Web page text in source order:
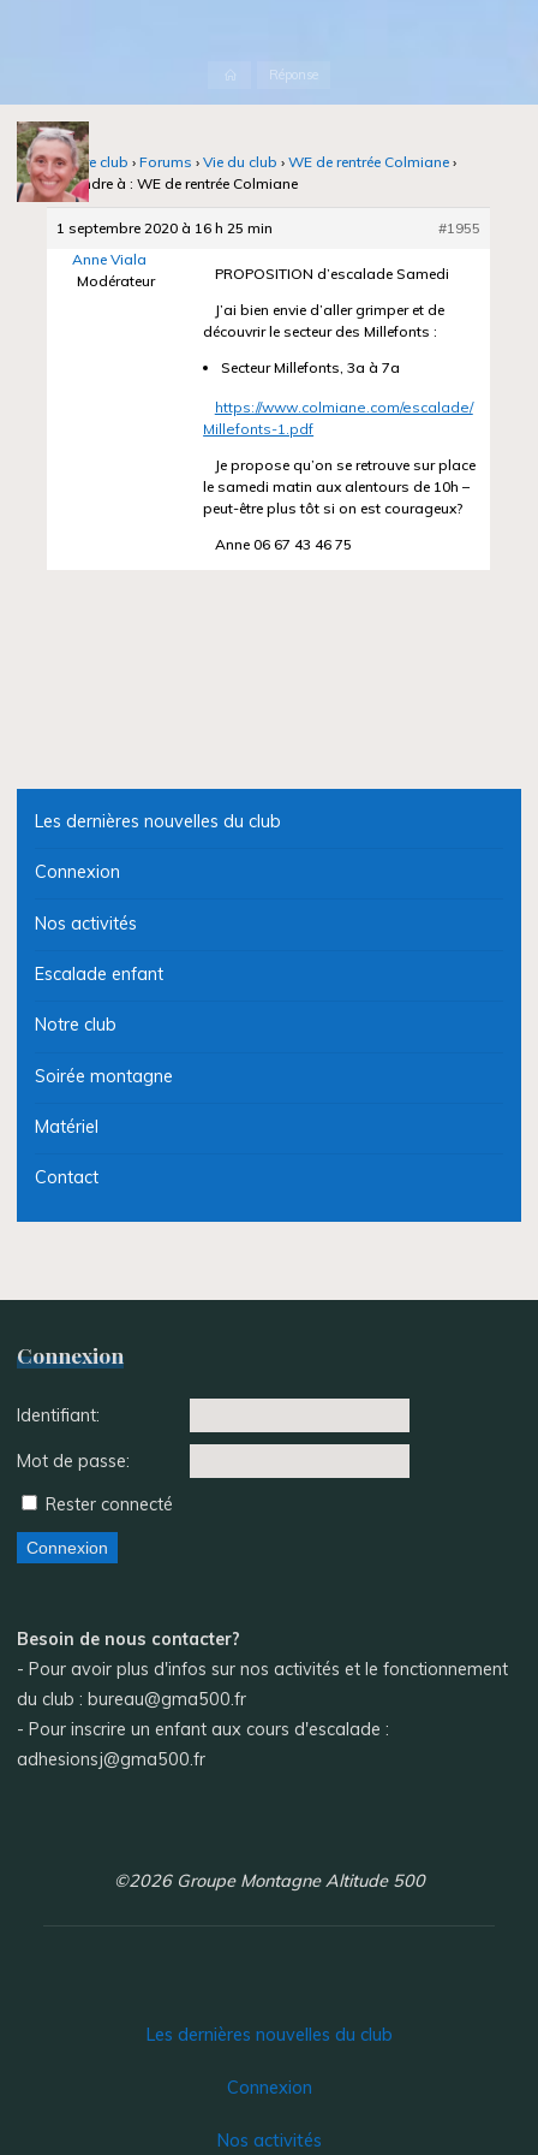
AccueilRéponse
Notre club › Forums › Vie du club › WE de rentrée Colmiane ›
Répondre à : WE de rentrée Colmiane
1 septembre 2020 à 16 h 25 min
#1955
Anne Viala
Modérateur
PROPOSITION d’escalade Samedi
J’ai bien envie d’aller grimper et de
découvrir le secteur des Millefonts :
Secteur Millefonts, 3a à 7a
https://www.colmiane.com/escalade/
Millefonts-1.pdf
Je propose qu’on se retrouve sur place
le samedi matin aux alentours de 10h –
peut-être plus tôt si on est courageux?
Anne 06 67 43 46 75
Les dernières nouvelles du club
Connexion
Nos activités
Escalade enfant
Notre club
Soirée montagne
Matériel
Contact
Connexion
Identifiant:
Mot de passe:
Rester connecté
Connexion
Besoin de nous contacter?
- Pour avoir plus d'infos sur nos activités et le fonctionnement
du club : bureau@gma500.fr
- Pour inscrire un enfant aux cours d'escalade :
adhesionsj@gma500.fr
©2026 Groupe Montagne Altitude 500
Les dernières nouvelles du club
Connexion
Nos activités